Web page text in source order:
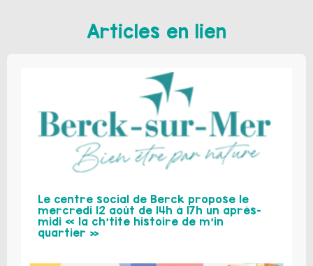
Articles en lien
Le centre social de Berck propose le
mercredi 12 août de 14h à 17h un après-
midi « la ch’tite histoire de m’in
quartier »